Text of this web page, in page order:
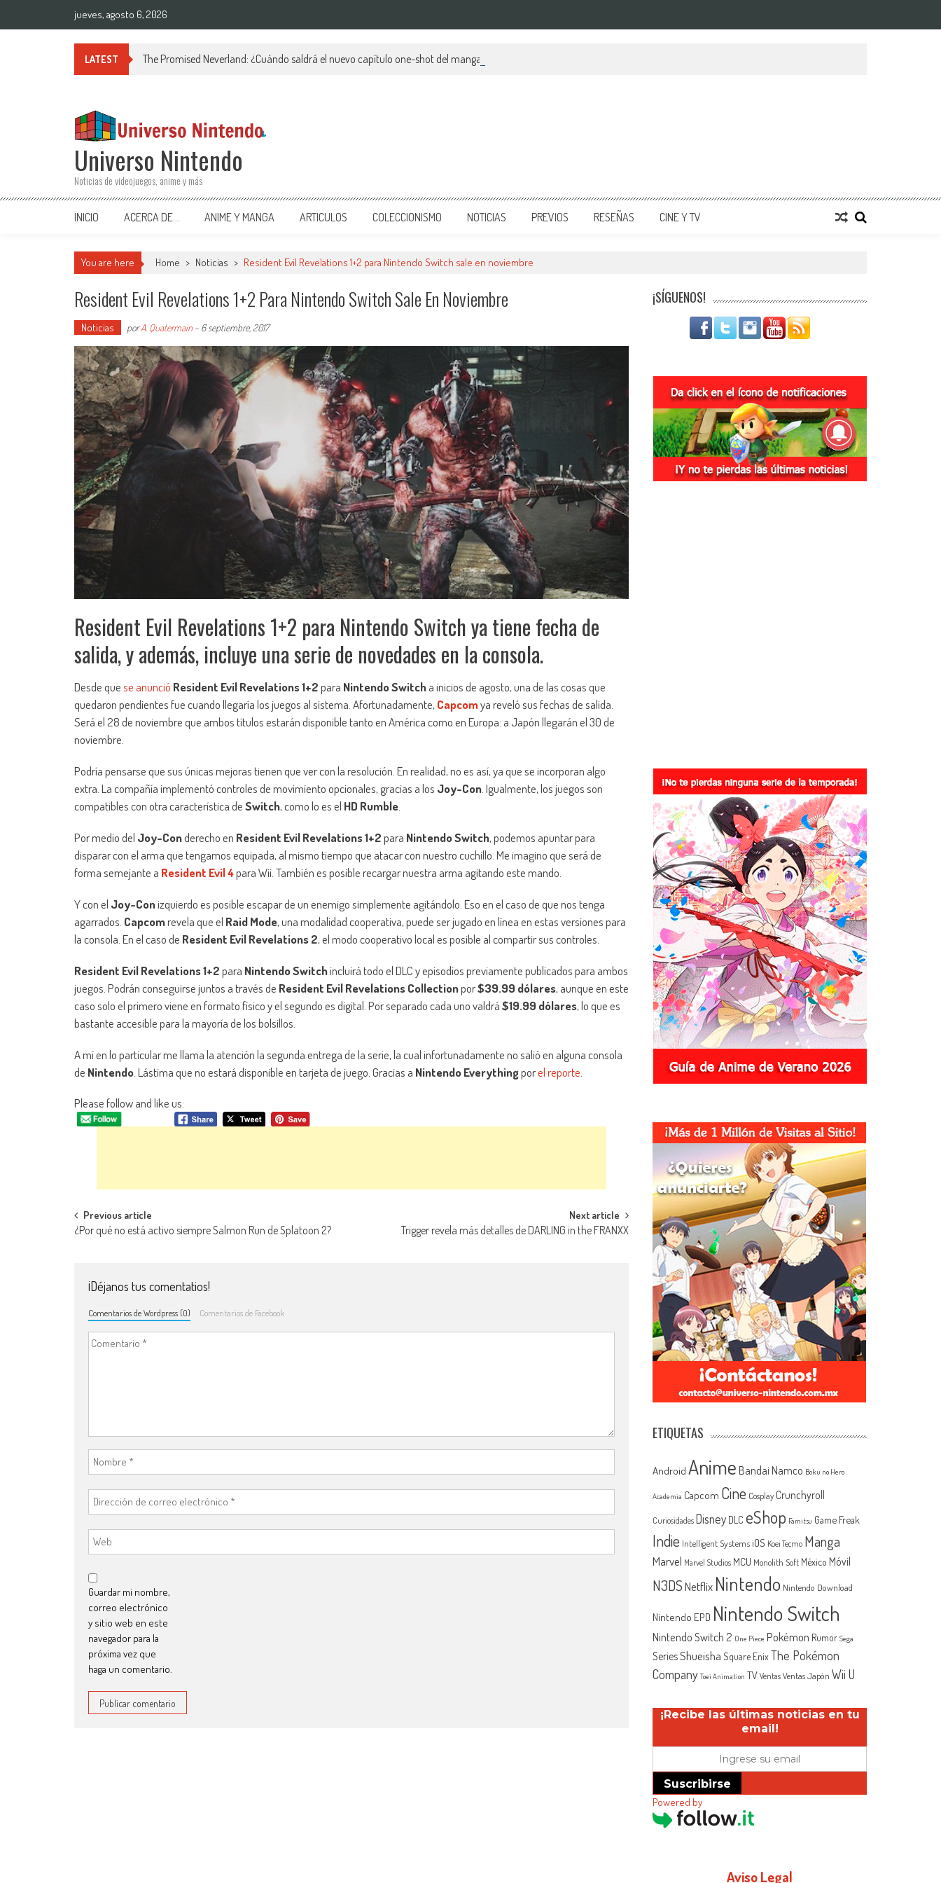
jueves, agosto 6, 2026
LATEST The Promised Neverland: ¿Cuándo saldrá el nuevo capítulo one-shot del manga?
Universo Nintendo
Noticias de videojuegos, anime y más
INICIO ACERCA DE… ANIME Y MANGA ARTICULOS COLECCIONISMO NOTICIAS PREVIOS RESEÑAS CINE Y TV
You are here Home > Noticias > Resident Evil Revelations 1+2 para Nintendo Switch sale en noviembre
Resident Evil Revelations 1+2 Para Nintendo Switch Sale En Noviembre
Noticias porA. Quatermain - 6 septiembre, 2017
Resident Evil Revelations 1+2 para Nintendo Switch ya tiene fecha de
salida, y además, incluye una serie de novedades en la consola.
Desde quese anunció Resident Evil Revelations 1+2para Nintendo Switcha inicios de agosto, una de las cosas que
quedaron pendientes fue cuando llegaría los juegos al sistema. Afortunadamente, Capcomya reveló sus fechas de salida.
Será el 28 de noviembre que ambos títulos estarán disponible tanto en América como en Europa: a Japón llegarán el 30 de
noviembre.
Podría pensarse que sus únicas mejoras tienen que ver con la resolución. En realidad, no es así, ya que se incorporan algo
extra. La compañía implementó controles de movimiento opcionales, gracias a los Joy-Con. Igualmente, los juegos son
compatibles con otra característica deSwitch, como lo es el HD Rumble.
Por medio del Joy-Conderecho en Resident Evil Revelations 1+2para Nintendo Switch, podemos apuntar para
disparar con el arma que tengamos equipada, al mismo tiempo que atacar con nuestro cuchillo. Me imagino que será de
forma semejante a Resident Evil 4para Wii. También es posible recargar nuestra arma agitando este mando.
Y con el Joy-Conizquierdo es posible escapar de un enemigo simplemente agitándolo. Eso en el caso de que nos tenga
agarrados. Capcomrevela que el Raid Mode, una modalidad cooperativa, puede ser jugado en línea en estas versiones para
la consola. En el caso de Resident Evil Revelations 2, el modo cooperativo local es posible al compartir sus controles.
Resident Evil Revelations 1+2para Nintendo Switchincluirá todo el DLC y episodios previamente publicados para ambos
juegos. Podrán conseguirse juntos a través de Resident Evil Revelations Collectionpor$39.99 dólares, aunque en este
caso solo el primero viene en formato físico y el segundo es digital. Por separado cada uno valdrá$19.99 dólares, lo que es
bastante accesible para la mayoría de los bolsillos.
A mí en lo particular me llama la atención la segunda entrega de la serie, la cual infortunadamente no salió en alguna consola
de Nintendo. Lástima que no estará disponible en tarjeta de juego. Gracias a Nintendo Everythingporel reporte.
Please follow and like us:
Navegación de entradas
Previous article
¿Por qué no está activo siempre Salmon Run de Splatoon 2?
Next article
Trigger revela más detalles de DARLING in the FRANXX
¡Déjanos tus comentatios!
Comentarios de Wordpress (0) Comentarios de Facebook
Guardar mi nombre,
correo electrónico
y sitio web en este
navegador para la
próxima vez que
haga un comentario.
¡SÍGUENOS!
ETIQUETAS
Android Anime Bandai Namco Boku no Hero
Academia Capcom Cine Cosplay Crunchyroll
Curiosidades Disney DLC eShop Famitsu Game Freak
Indie Intelligent Systems iOS Koei Tecmo Manga
Marvel Marvel Studios MCU Monolith Soft México Móvil
N3DSNetflix Nintendo Nintendo Download
Nintendo EPD Nintendo Switch
Nintendo Switch 2 One Piece Pokémon Rumor Sega
SeriesShueisha Square EnixThe Pokémon
Company Toei Animation TV Ventas Ventas Japón Wii U
¡Recibe las últimas noticias en tu
email!
Suscribirse
Powered by
Aviso Legal